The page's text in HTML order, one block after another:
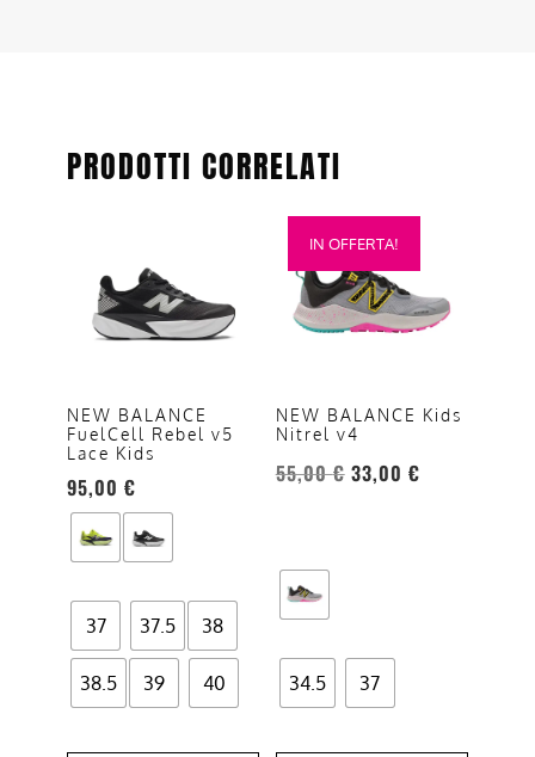
PRODOTTI CORRELATI
NEW BALANCE
FuelCell Rebel v5
Lace Kids
95,00 €
37 37.5 38
38.5 39 40
varianti.
opzioni
possono
essere
scelte
nella
pagina
prodotto
IN OFFERTA!
NEW BALANCE Kids
Nitrel v4
55,00€ 33,00 €
34.5 37
Questo
prodotto
ha
più
opzioni
possono
essere
del
prodotto